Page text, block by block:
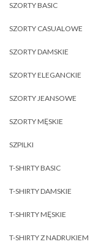
SZORTY BASIC
SZORTY CASUALOWE
SZORTY DAMSKIE
SZORTY ELEGANCKIE
SZORTY JEANSOWE
SZORTY MĘSKIE
SZPILKI
T-SHIRTY BASIC
T-SHIRTY DAMSKIE
T-SHIRTY MĘSKIE
T-SHIRTY Z NADRUKIEM